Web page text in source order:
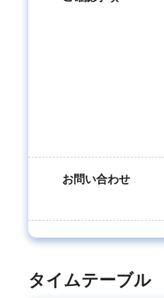
お問い合わせ
タイムテーブル